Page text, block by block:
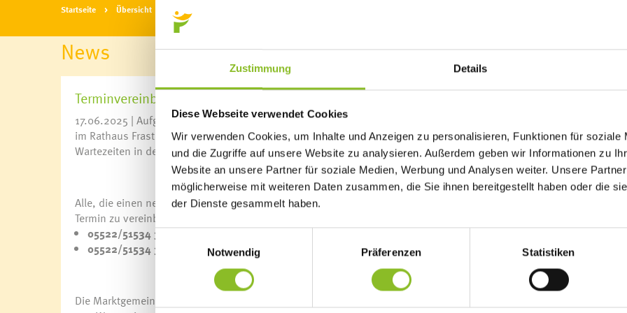
Zustimmung Details
Diese Webseite verwendet Cookies
Wir verwenden Cookies, um Inhalte und Anzeigen zu personalisieren, Funktionen für soziale
und die Zugriffe auf unsere Website zu analysieren. Außerdem geben wir Informationen zu
Website an unsere Partner für soziale Medien, Werbung und Analysen weiter. Unsere
möglicherweise mit weiteren Daten zusammen, die Sie ihnen bereitgestellt haben oder die
der Dienste gesammelt haben.
Einwilligungsauswahl
Notwendig
Präferenzen Statistiken
Startseite Übersicht News
News
Terminvereinbarung für Reisepassanträge
17.06.2025 | Aufgrund des derzeit hohen Andrangs bei Reisepass- und Personalausweisanträgen ist eine
im Rathaus Frastanz derzeit nur noch nach vorheriger Terminvereinbarung möglich. Diese Maßnahme dient dazu,
Wartezeiten in der Bürgerservice-Stelle zu vermeiden.
Alle, die einen neuen Reisepass oder Personalausweis beantragen möchten, werden gebeten, vorab telefonisch
Termin zu vereinbaren. Die Terminvergabe erfolgt unter folgenden Telefonnummern:
05522/51534 31
05522/51534 36
Die Marktgemeinde Frastanz bittet um Verständnis für diese Maßnahme und dankt für die Mithilfe bei der